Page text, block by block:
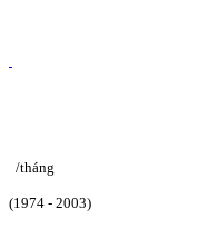
/tháng
(1974 - 2003)